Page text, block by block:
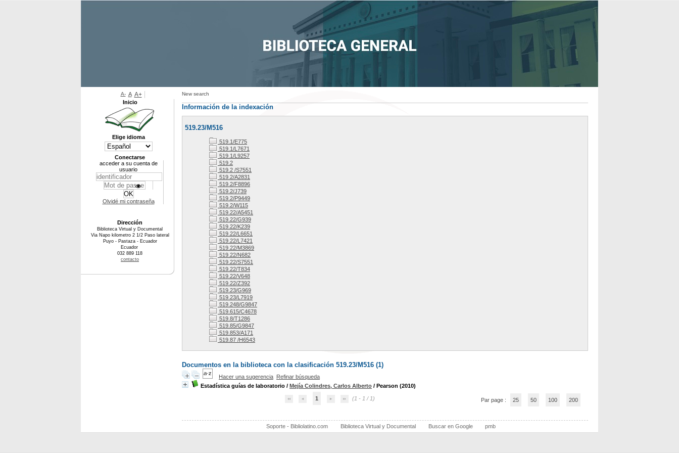
New search
Información de la indexación
519.23/M516
519.1/E775
519.1/L7671
519.1/L9257
519.2
519.2 /S7551
519.2/A2831
519.2/F8896
519.2/J739
519.2/P9449
519.2/W115
519.22/A5451
519.22/G939
519.22/K239
519.22/L6651
519.22/L7421
519.22/M3869
519.22/N682
519.22/S7551
519.22/T834
519.22/V648
519.22/Z392
519.23/G969
519.23/L7919
519.248/G9847
519.615/C4678
519.8/T1286
519.85/G9847
519.853/A171
519.87 /H6543
Documentos en la biblioteca con la clasificación 519.23/M516 (1)
Hacer una sugerencia Refinar búsqueda
Estadística guías de laboratorio / Mejía Colindres, Carlos Alberto / Pearson (2010)
1 (1 - 1 / 1) Par page : 25 50 100 200
Soporte - Bibliolatino.com Biblioteca Virtual y Documental Buscar en Google pmb
A- A A+
Inicio
Elige idioma
Conectarse
acceder a su cuenta de
usuario
Olvidé mi contraseña
Dirección
Biblioteca Virtual y Documental
Via Napo kilometro 2 1/2 Paso lateral
Puyo - Pastaza - Ecuador
Ecuador
032 889 118
contacto